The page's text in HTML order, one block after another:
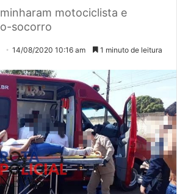
motociclista e
socorro
14/08/2020 10:16 am 1 minuto de leitura